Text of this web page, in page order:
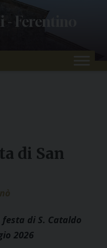
- Ferentino
di San
di S. Cataldo
2026